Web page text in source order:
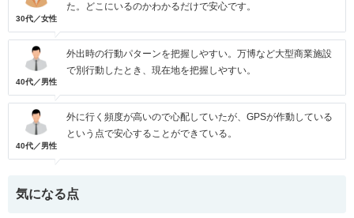
30代／女性
た。どこにいるのかわかるだけで安心です。
40代／男性
外出時の行動パターンを把握しやすい。万博など大型商業施設
で別行動したとき、現在地を把握しやすい。
40代／男性
外に行く頻度が高いので心配していたが、GPSが作動している
という点で安心することができている。
気になる点